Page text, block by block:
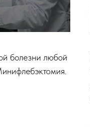
болезни любой